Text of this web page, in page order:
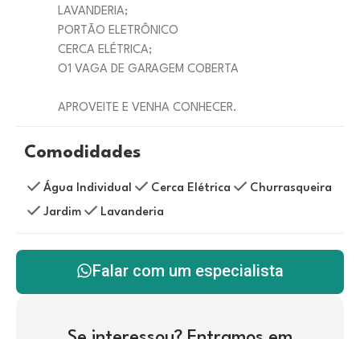
LAVANDERIA;
PORTÃO ELETRÔNICO
CERCA ELÉTRICA;
O1 VAGA DE GARAGEM COBERTA
APROVEITE E VENHA CONHECER.
Comodidades
Água Individual Cerca Elétrica
Churrasqueira
Jardim
Lavanderia
Falar com um especialista